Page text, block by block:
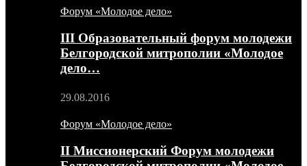
Форум «Молодое дело»
III Образовательный форум молодежи
Белгородской митрополии «Молодое
дело…
29.08.2016
Форум «Молодое дело»
II Миссионерский Форум молодежи